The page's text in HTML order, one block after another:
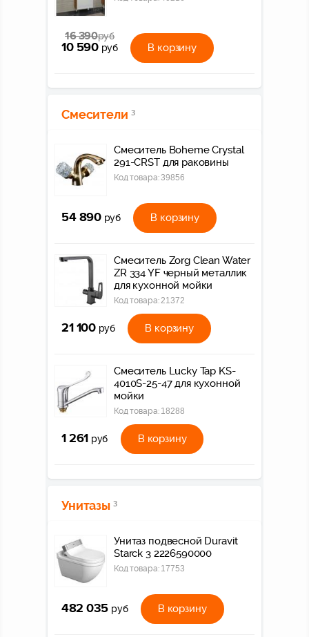
16 390руб
10 590 руб В корзину
Смесители 3
Смеситель Boheme Crystal
291-CRST для раковины
Код товара:39856
54 890 руб В корзину
Смеситель Zorg Clean Water
ZR 334 YF черный металлик
для кухонной мойки
Код товара:21372
21 100 руб В корзину
Смеситель Lucky Tap KS-
4010S-25-47 для кухонной
мойки
Код товара: 18288
1 261 руб В корзину
Унитазы 3
Унитаз подвесной Duravit
Starck 3 2226590000
Код товара: 17753
482 035 руб В корзину